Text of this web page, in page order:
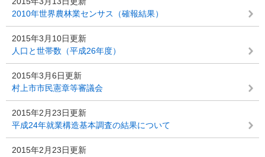
2010年世界農林業センサス（確報結果）
2015年3月10日更新
人口と世帯数（平成26年度）
2015年3月6日更新
村上市市民憲章等審議会
2015年2月23日更新
平成24年就業構造基本調査の結果について
2015年2月23日更新